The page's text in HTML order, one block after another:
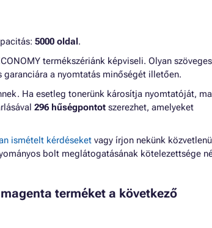
5000 oldal.
termékszériánk képviseli. Olyan szöveges
a nyomtatás minőségét illetően.
Ha esetleg tonerünk károsítja nyomtatóját,
296 hűségpontot szerezhet, amelyeket
ismételt kérdéseket vagy írjon nekünk
bolt meglátogatásának kötelezettsége
magenta terméket a következő